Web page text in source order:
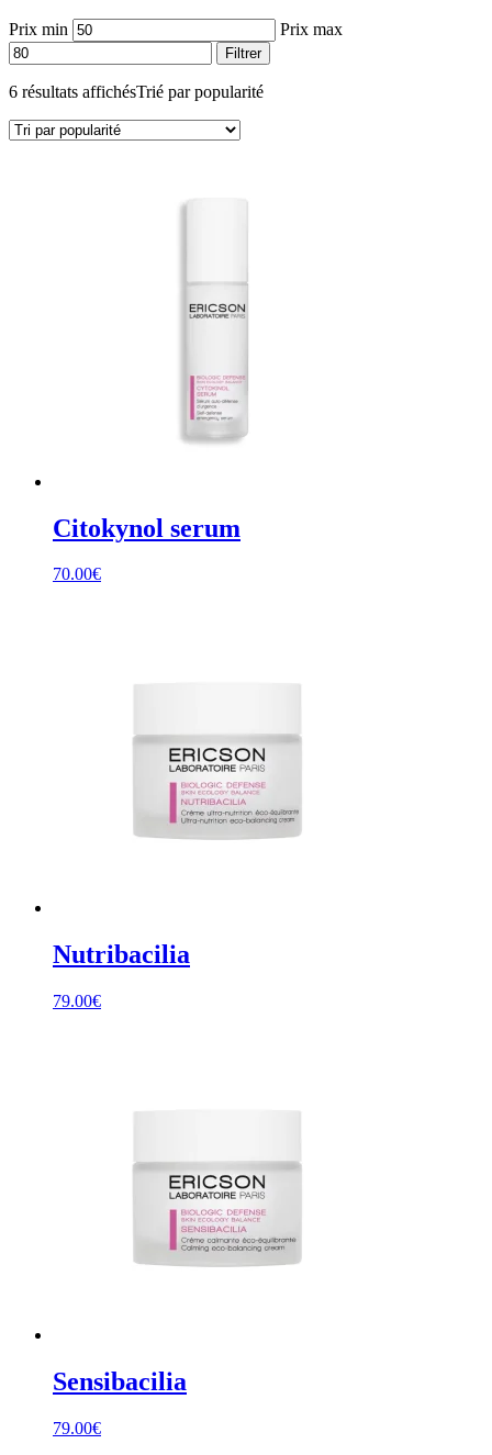
Prix min Prix max
Filtrer
6 résultats affichésTrié par popularité
Citokynol serum
70.00€
Nutribacilia
79.00€
Sensibacilia
79.00€